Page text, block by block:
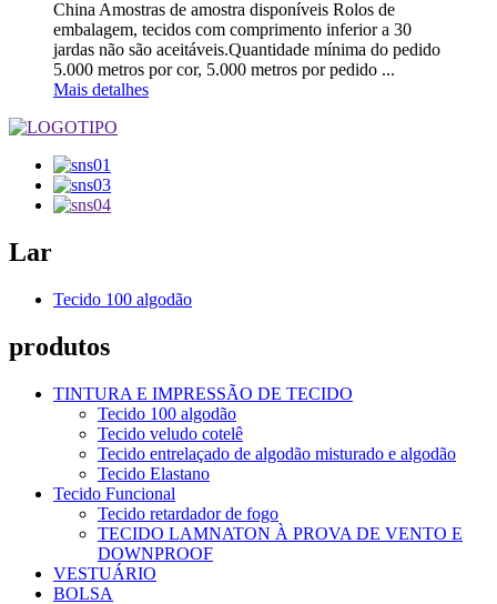
China Amostras de amostra disponíveis Rolos de
embalagem, tecidos com comprimento inferior a 30
jardas não são aceitáveis.Quantidade mínima do pedido
5.000 metros por cor, 5.000 metros por pedido ...
Mais detalhes
Lar
Tecido 100 algodão
produtos
TINTURA E IMPRESSÃO DE TECIDO
Tecido 100 algodão
Tecido veludo cotelê
Tecido entrelaçado de algodão misturado e algodão
Tecido Elastano
Tecido Funcional
Tecido retardador de fogo
TECIDO LAMNATON À PROVA DE VENTO E
DOWNPROOF
VESTUÁRIO
BOLSA